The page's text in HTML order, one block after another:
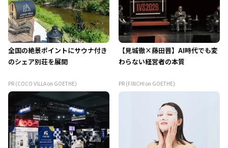
全国の絶景ポイントにサウナ付き
のシェア別荘を展開
PR (COCO VILLA on GOETHE)
【見城徹×藤田晋】AI時代でも変
わらない経営者の本質
PR (FINCHI on GOETHE)